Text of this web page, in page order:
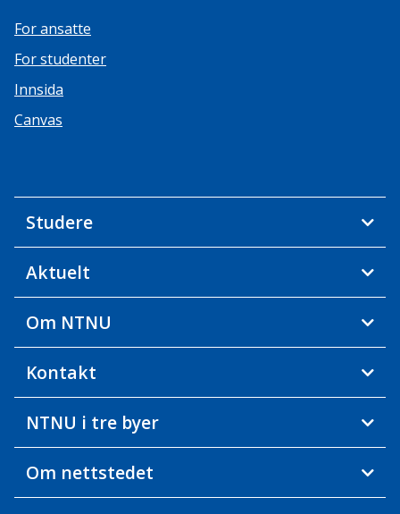
For ansatte
For studenter
Innsida
Canvas
Studere
Aktuelt
Om NTNU
Kontakt
NTNU i tre byer
Om nettstedet